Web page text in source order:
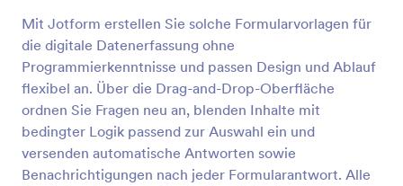
Mit Jotform erstellen Sie solche Formularvorlagen für
die digitale Datenerfassung ohne
Programmierkenntnisse und passen Design und Ablauf
flexibel an. Über die Drag-and-Drop-Oberfläche
ordnen Sie Fragen neu an, blenden Inhalte mit
bedingter Logik passend zur Auswahl ein und
versenden automatische Antworten sowie
Benachrichtigungen nach jeder Formularantwort. Alle